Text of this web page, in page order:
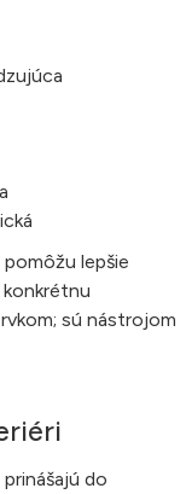
lepšie
sú nástrojom
do